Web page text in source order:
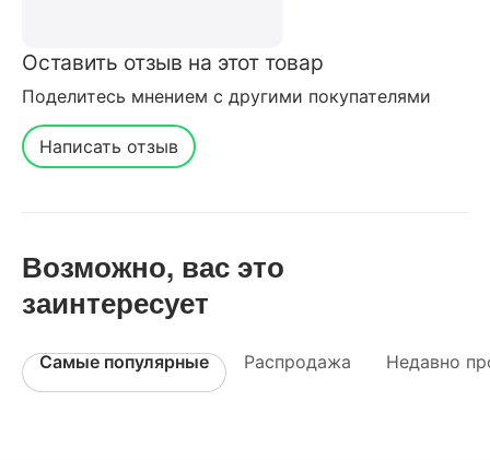
Оставить отзыв на этот товар
Поделитесь мнением с другими покупателями
Написать отзыв
Возможно, вас это
заинтересует
Самые популярные Распродажа Недавно